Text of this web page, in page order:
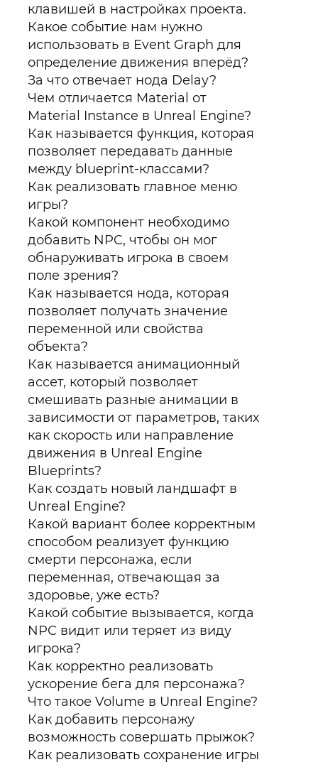
клавишей в настройках проекта.
Какое событие нам нужно
использовать в Event Graph для
определение движения вперёд?
За что отвечает нода Delay?
Чем отличается Material от
Material Instance в Unreal Engine?
Как называется функция, которая
позволяет передавать данные
между blueprint-классами?
Как реализовать главное меню
игры?
Какой компонент необходимо
добавить NPC, чтобы он мог
обнаруживать игрока в своем
поле зрения?
Как называется нода, которая
позволяет получать значение
переменной или свойства
объекта?
Как называется анимационный
ассет, который позволяет
смешивать разные анимации в
зависимости от параметров, таких
как скорость или направление
движения в Unreal Engine
Blueprints?
Как создать новый ландшафт в
Unreal Engine?
Какой вариант более корректным
способом реализует функцию
смерти персонажа, если
переменная, отвечающая за
здоровье, уже есть?
Какой событие вызывается, когда
NPC видит или теряет из виду
игрока?
Как корректно реализовать
ускорение бега для персонажа?
Что такое Volume в Unreal Engine?
Как добавить персонажу
возможность совершать прыжок?
Как реализовать сохранение игры